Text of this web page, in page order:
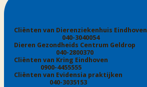
Cliënten van Dierenziekenhuis Eindhoven
040-3040054
Dieren Gezondheids Centrum Geldrop
040-2800370
Cliënten van Kring Eindhoven
0900-4455555
Cliënten van Evidensia praktijken
040-3035153